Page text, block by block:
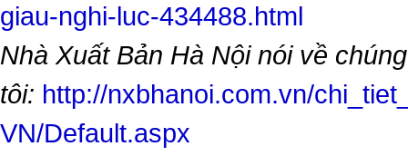
giau-nghi-luc-434488.html
Nhà Xuất Bản Hà Nội nói về chúng
tôi: http://nxbhanoi.com.vn/
VN/Default.aspx